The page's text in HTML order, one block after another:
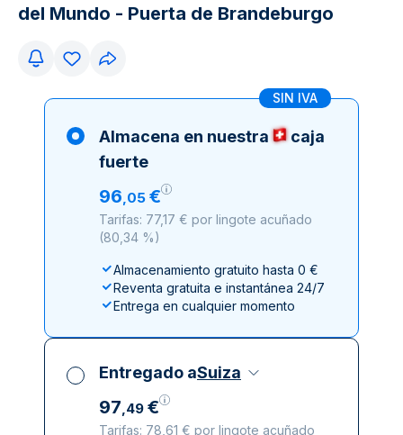
del Mundo - Puerta de Brandeburgo
SIN IVA
Almacena en nuestra
caja
fuerte
96,05 €
Tarifas: 77,17 € por lingote acuñado
(80,34 %)
Almacenamiento gratuito hasta 0 €
Reventa gratuita e instantánea 24/7
Entrega en cualquier momento
Entregado aSuiza
97,49 €
Tarifas: 78,61 € por lingote acuñado